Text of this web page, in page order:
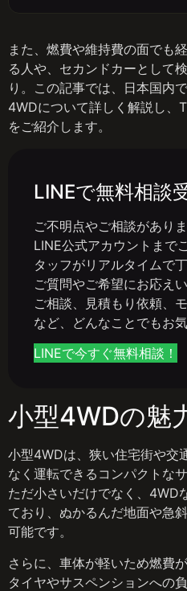
また、燃費や維持費の面でも
る人や、セカンドカーとして
り。この記事では、日本国内
4WDについて詳しく解説し、
をご紹介します。
LINEで無料相談
ご不明点やご相談があり
LINE公式アカウントまで
タッフがリアルタイムで
ご質問やご希望にお応え
ご相談、見積もり依頼、
など、どんなことでもお気
LINEで今すぐ無料相談！
小型4WDの魅
小型4WDは、狭い住宅街や交
なく運転できるコンパクトな
ただ小さいだけでなく、4WD
ており、ぬかるんだ地面や急
可能です。
さらに、車体が軽いため燃費
タイヤやサスペンションへの